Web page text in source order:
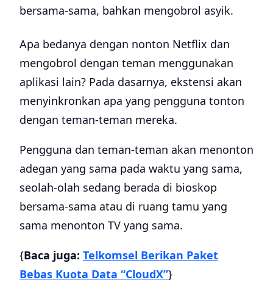
bersama-sama, bahkan mengobrol asyik.
Apa bedanya dengan nonton Netflix dan
mengobrol dengan teman menggunakan
aplikasi lain? Pada dasarnya, ekstensi akan
menyinkronkan apa yang pengguna tonton
dengan teman-teman mereka.
Pengguna dan teman-teman akan menonton
adegan yang sama pada waktu yang sama,
seolah-olah sedang berada di bioskop
bersama-sama atau di ruang tamu yang
sama menonton TV yang sama.
{Baca juga: Telkomsel Berikan Paket
Bebas Kuota Data “CloudX”}